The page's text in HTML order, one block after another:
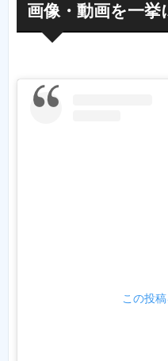
画像・動画を一挙
この投